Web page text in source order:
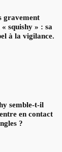
gravement
squishy » : sa
à la vigilance.
semble-t-il
en contact
?